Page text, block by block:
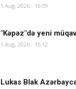
5 Aug, 2026 - 16:09
"Kəpəz"də yeni
5 Aug, 2026 - 15:12
Lukas Blak